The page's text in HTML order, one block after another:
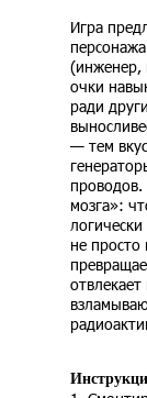
Игра
(инженер,
очки
ради
— тем
мозга»:
не